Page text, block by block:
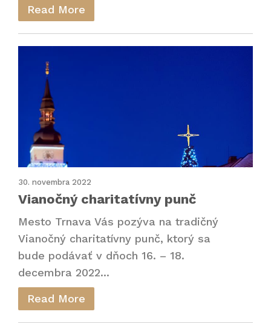
Read More
30. novembra 2022
Vianočný charitatívny punč
Mesto Trnava Vás pozýva na tradičný
Vianočný charitatívny punč, ktorý sa
bude podávať v dňoch 16. – 18.
decembra 2022...
Read More